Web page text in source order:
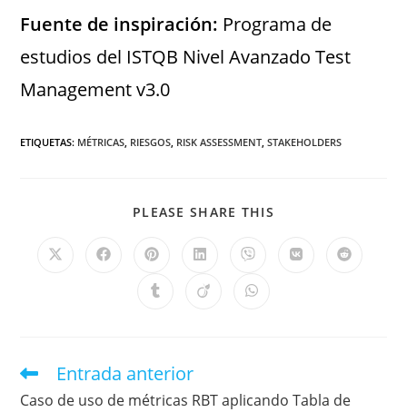
Fuente de inspiración: Programa de
estudios del ISTQB Nivel Avanzado Test
Management v3.0
ETIQUETAS: MÉTRICAS, RIESGOS, RISK ASSESSMENT, STAKEHOLDERS
PLEASE SHARE THIS
Entrada anterior
Caso de uso de métricas RBT aplicando Tabla de